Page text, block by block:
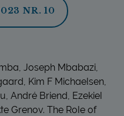
NR. 10
Joseph Mbabazi,
Kim F Michaelsen,
André Briend, Ezekiel
Grenov. The Role of